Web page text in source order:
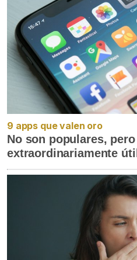
9 apps que valen oro
No son populares,
extraordinariamente